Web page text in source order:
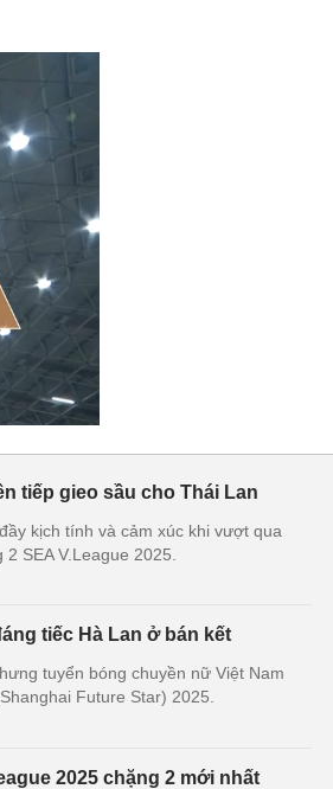
tiếp gieo sầu cho Thái Lan
kịch tính và cảm xúc khi vượt qua
SEA V.League 2025.
tiếc Hà Lan ở bán kết
tuyển bóng chuyền nữ Việt Nam
Future Star) 2025.
2025 chặng 2 mới nhất